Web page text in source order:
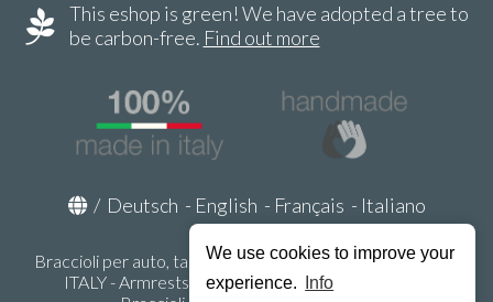
We use cookies to improve your
experience.
Info
This eshop is green! We have adopted a tree to
be carbon-free. Find out more
/ Deutsch - English - Français - Italiano
Braccioli per auto, tappeti auto, accessori auto MADE IN
ITALY - Armrests, Mittelarmlehnen, Accoundoirs -